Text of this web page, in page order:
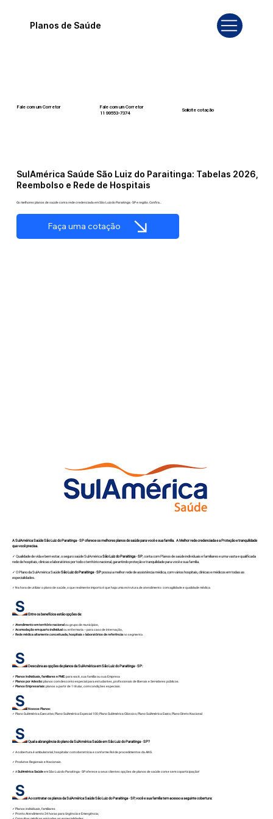
Planos de Saúde
SulAmérica Saúde São Luiz do Paraitinga: Tabelas 2026,
Reembolso e Rede de Hospitais
Os melhores planos de saúde com a rede credenciada em São Luiz do Paraitinga - SP e região. Confira...
Faça uma cotação
Fale com um Corretor
Fale com um Corretor
11 99553-7374
Solicite cotação
A SulAmérica Saúde São Luiz do Paraitinga - SP oferece os melhores planos de saúde para você e sua família. A Melhor rede credenciada e a Proteção e tranquilidade
que você precisa.
✓ Qualidade de vida e bem estar, o seguro saúde SulAméricaSão Luiz do Paraitinga - SP , conta com Planos de saúde individuais e familiares e uma vasta e qualificada
rede de hospitais, clinicas e laboratórios por todo o território nacional, garantindo proteção e tranquilidade para você e sua família.
✓ O Plano da SulAmérica SaúdeSão Luiz do Paraitinga - SPpossui a melhor rede de assistência médica, com vários hospitais, clínicas e médicos em todas as
especialidades.
✓ Na hora de utilizar o plano de saúde, o que realmente importa é que haja uma estrutura de atendimento com agilidade e qualidade médica.
Entre os benefícios estão opções de:
✓Atendimento em território nacionalou grupo de municípios,
✓Acomodação em quarto individualou enfermaria – para caso de internação,
✓Rede médica altamente conceituada, hospitaiselaboratórios de referênciano segmento.
Descubra as opções de planos da SulAmérica em São Luiz do Paraitinga - SP:
✓Planos Individuais, familiares e PME:para você, sua família ou sua Empresa
✓Planos por Adesão:planos com desconto especial para estudantes, profissionais de liberais e Servidores públicos.
✓Planos Empresariais:planos a partir de 1 titular, com condições especiais.
Nossos Planos:
✓Plano SulAmérica Executivo;Plano SulAmérica Especial 100;Plano SulAmérica Clássico;Plano SulAmérica Exato;Plano Direto Nacional
Qual a abrangência do plano da SulAmérica Saúde em São Luiz do Paraitinga - SP?
✓ A cobertura é ambulatorial, hospitalar com obstetrícia e conforme Rol de procedimentos da ANS.
✓ Produtos Regionais e Nacionais.
✓ ASulAmérica Saúdeem São Luiz do Paraitinga - SP oferece a seus clientes opções de planos de saúde com e sem coparticipação!
Ao contratar os planos da SulAmérica Saúde São Luiz do Paraitinga - SP, você e sua família tem acesso a seguinte cobertura:
✓ Planos individuais, familiares
✓ Pronto Atendimento 24 horas para Urgência e Emergência;
✓ Consultas médicas em todas as especialidades;